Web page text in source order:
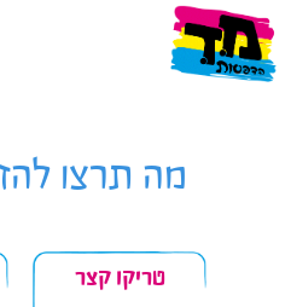
מה תרצו
טריקו קצר